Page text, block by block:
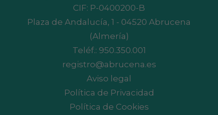
CIF: P-0400200-B
Plaza de Andalucía, 1 - 04520 Abrucena
(Almería)
Teléf.: 950.350.001
registro@abrucena.es
Aviso legal
Política de Privacidad
Política de Cookies